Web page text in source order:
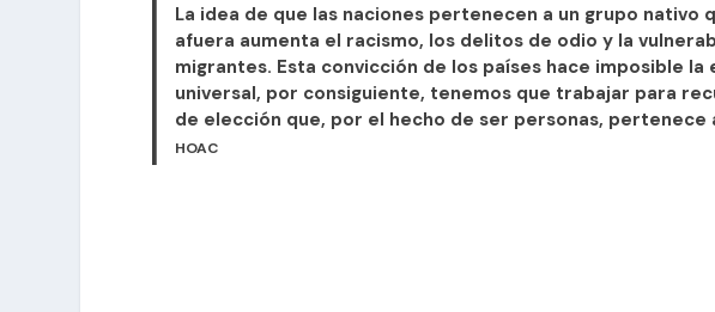
La idea de que las naciones pertenecen a un grupo nativo
afuera aumenta el racismo, los delitos de odio y la
migrantes. Esta convicción de los países hace imposible la
universal, por consiguiente, tenemos que trabajar para
de elección que, por el hecho de ser personas, pertenece
HOAC